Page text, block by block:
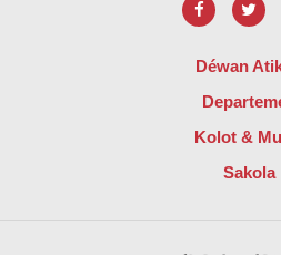
Déwan
Kolot &
Sakola